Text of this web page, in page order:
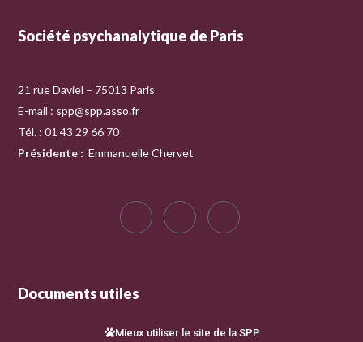
Société psychanalytique de Paris
21 rue Daviel – 75013 Paris
E-mail : spp@spp.asso.fr
Tél. : 01 43 29 66 70
Présidente : Emmanuelle Chervet
Documents utiles
Mieux utiliser le site de la SPP